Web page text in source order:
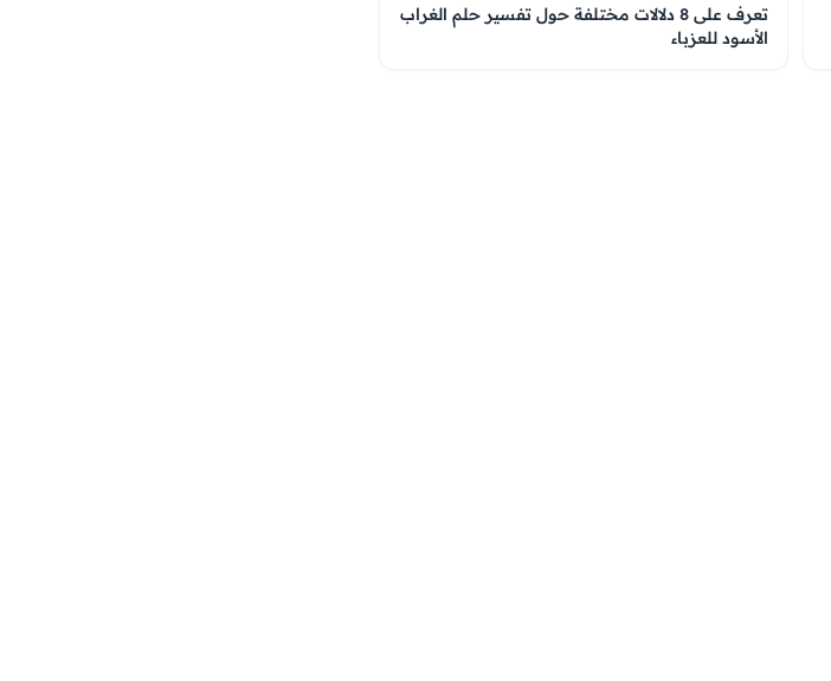
تعرف على 8 دلالات مختلفة حول تفسير حلم الغراب
الأسود للعزباء